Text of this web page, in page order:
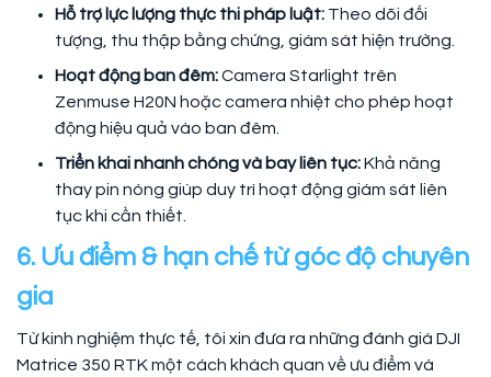
Hỗ trợ lực lượng thực thi pháp luật: Theo dõi đối
tượng, thu thập bằng chứng, giám sát hiện trường.
Hoạt động ban đêm:Camera Starlight trên
Zenmuse H20N hoặc camera nhiệt cho phép hoạt
động hiệu quả vào ban đêm.
Triển khai nhanh chóng và bay liên tục:Khả năng
thay pin nóng giúp duy trì hoạt động giám sát liên
tục khi cần thiết.
6. Ưu điểm & hạn chế từ góc độ chuyên
gia
Từ kinh nghiệm thực tế, tôi xin đưa ra những đánh giá DJI
Matrice 350 RTK một cách khách quan về ưu điểm và